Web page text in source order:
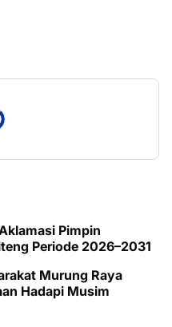
Pimpin
Periode 2026–2031
Murung Raya
Hadapi Musim